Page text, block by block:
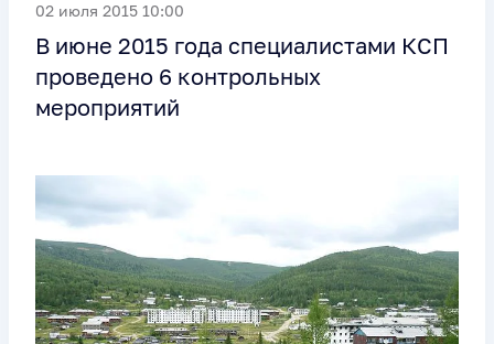
02 июля 2015 10:00
В июне 2015 года специалистами КСП
проведено 6 контрольных
мероприятий